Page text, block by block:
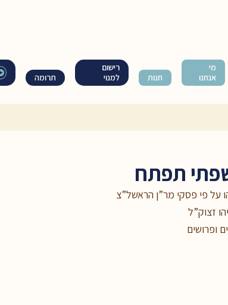
מי
אנחנו
חנות
רישום
למנוי
תרומה
תפתח
על פי פסקי מר”ן הראשל”צ
זצוק”ל
ופרושים